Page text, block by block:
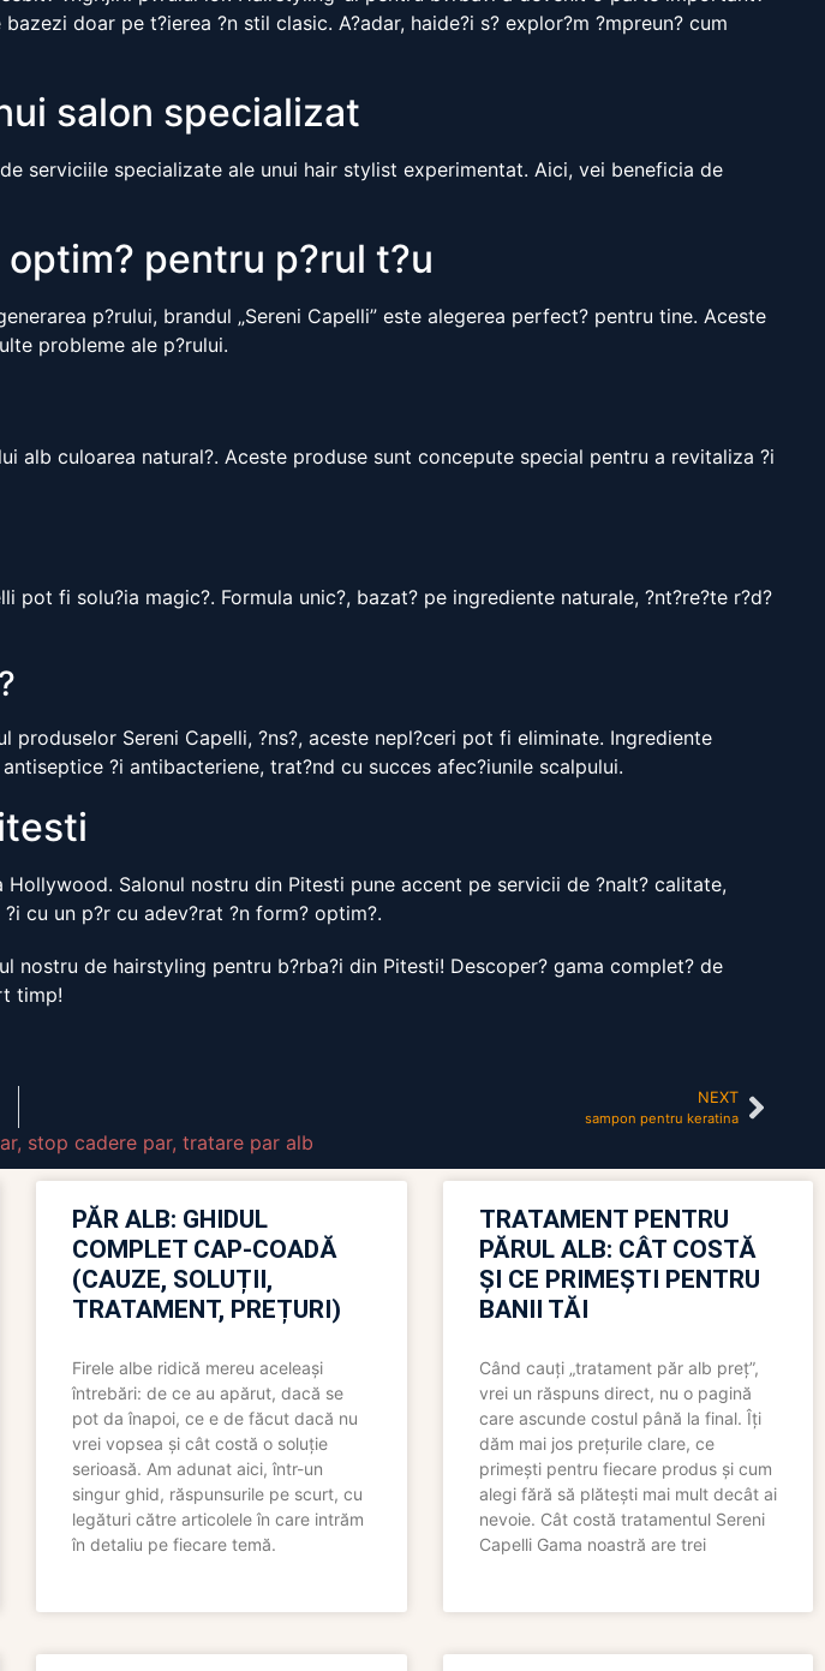
doar pe t?ierea ?n stil clasic. A?adar, haide?i s? explor?m ?mpreun? cum
salon specializat
serviciile specializate ale unui hair stylist experimentat. Aici, vei beneficia de
pentru p?rul t?u
p?rului, brandul „Sereni Capelli” este alegerea perfect? pentru tine. Aceste
probleme ale p?rului.
alb culoarea natural?. Aceste produse sunt concepute special pentru a revitaliza ?i
fi solu?ia magic?. Formula unic?, bazat? pe ingrediente naturale, ?nt?re?te r?d?
Sereni Capelli, ?ns?, aceste nepl?ceri pot fi eliminate. Ingrediente
?i antibacteriene, trat?nd cu succes afec?iunile scalpului.
Salonul nostru din Pitesti pune accent pe servicii de ?nalt? calitate,
cu un p?r cu adev?rat ?n form? optim?.
nostru de hairstyling pentru b?rba?i din Pitesti! Descoper? gama complet? de
timp!
NEXT
sampon pentru keratina
, stop cadere par, tratare par alb
PĂR ALB: GHIDUL
COMPLET CAP-COADĂ
(CAUZE, SOLUȚII,
TRATAMENT, PREȚURI)
Firele albe ridică mereu aceleași
întrebări: de ce au apărut, dacă se
pot da înapoi, ce e de făcut dacă nu
vrei vopsea și cât costă o soluție
serioasă. Am adunat aici, într-un
singur ghid, răspunsurile pe scurt, cu
legături către articolele în care intrăm
în detaliu pe fiecare temă.
TRATAMENT PENTRU
PĂRUL ALB: CÂT COSTĂ
ȘI CE PRIMEȘTI PENTRU
BANII TĂI
Când cauți „tratament păr alb preț”,
vrei un răspuns direct, nu o pagină
care ascunde costul până la final. Îți
dăm mai jos prețurile clare, ce
primești pentru fiecare produs și cum
alegi fără să plătești mai mult decât ai
nevoie. Cât costă tratamentul Sereni
Capelli Gama noastră are trei